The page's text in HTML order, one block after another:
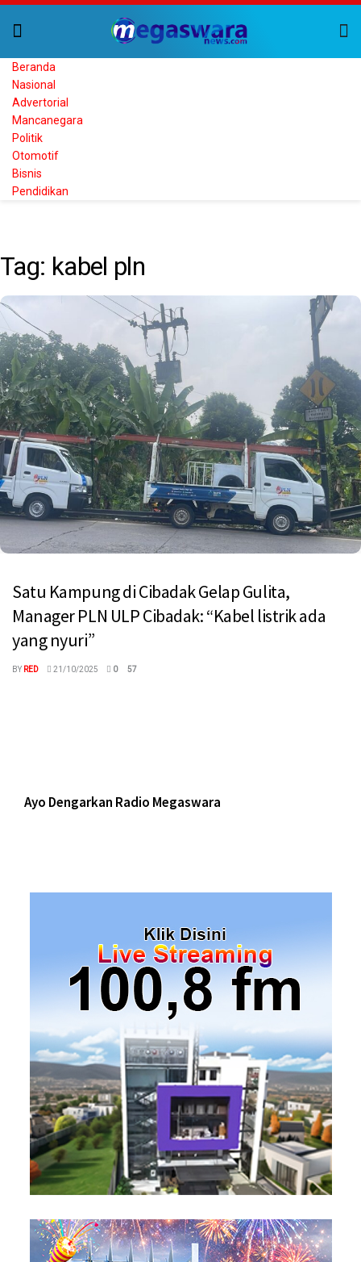
Beranda
Nasional
Advertorial
Mancanegara
Politik
Otomotif
Bisnis
Pendidikan
Tag: kabel pln
Satu Kampung di Cibadak Gelap Gulita,
Manager PLN ULP Cibadak: “Kabel listrik ada
yang nyuri”
BY RED 21/10/2025 0 57
Ayo Dengarkan Radio Megaswara